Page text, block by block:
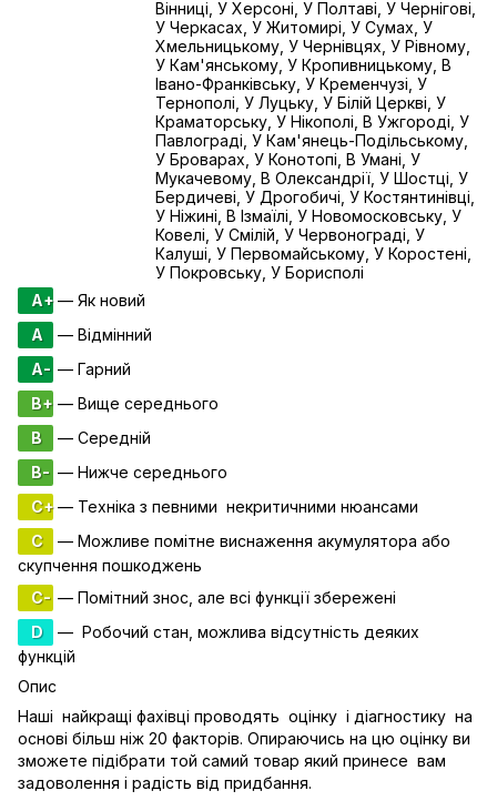
Вінниці, У Херсоні, У Полтаві, У Чернігові,
У Черкасах, У Житомирі, У Сумах, У
Хмельницькому, У Чернівцях, У Рівному,
У Кам'янському, У Кропивницькому, В
Івано-Франківську, У Кременчузі, У
Тернополі, У Луцьку, У Білій Церкві, У
Краматорську, У Нікополі, В Ужгороді, У
Павлограді, У Кам'янець-Подільському,
У Броварах, У Конотопі, В Умані, У
Мукачевому, В Олександрії, У Шостці, У
Бердичеві, У Дрогобичі, У Костянтинівці,
У Ніжині, В Ізмаїлі, У Новомосковську, У
Ковелі, У Смілій, У Червонограді, У
Калуші, У Первомайському, У Коростені,
У Покровську, У Борисполі
A+— Як новий
A
— Відмінний
A- — Гарний
B+ — Вище середнього
B
— Середній
B- — Нижче середнього
C+— Техніка з певними некритичними нюансами
C
— Можливе помітне виснаження акумулятора або
скупчення пошкоджень
C- — Помітний знос, але всі функції збережені
D
— Робочий стан, можлива відсутність деяких
функцій
Опис
Наші найкращі фахівці проводять оцінку і діагностику на
основі більш ніж 20 факторів. Опираючись на цю оцінку ви
зможете підібрати той самий товар який принесе вам
задоволення і радість від придбання.